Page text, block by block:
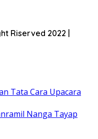
Riserved 2022 |
Tata Cara Upacara
Nanga Tayap